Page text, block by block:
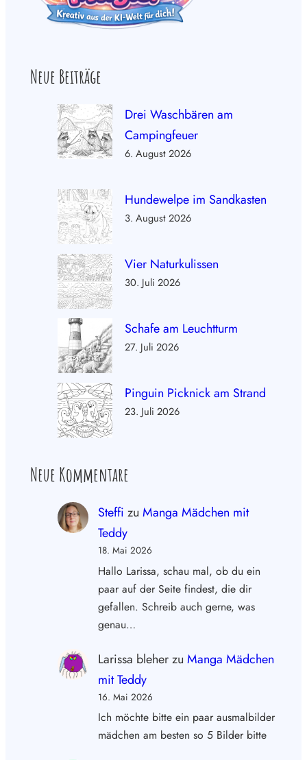
Neue Beiträge
Drei Waschbären am
Campingfeuer
6. August 2026
Hundewelpe im Sandkasten
3. August 2026
Vier Naturkulissen
30. Juli 2026
Schafe am Leuchtturm
27. Juli 2026
Pinguin Picknick am Strand
23. Juli 2026
Neue Kommentare
Steffi zu Manga Mädchen mit
Teddy
18. Mai 2026
Hallo Larissa, schau mal, ob du ein
paar auf der Seite findest, die dir
gefallen. Schreib auch gerne, was
genau…
Larissa bleherzu Manga Mädchen
mit Teddy
16. Mai 2026
Ich möchte bitte ein paar ausmalbilder
mädchen am besten so 5 Bilder bitte